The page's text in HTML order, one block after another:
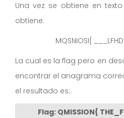
Una vez se obtiene en
obtiene:
MQSNIOSI{
La cual es la flag pero en
encontrar el anagrama
el resultado es:.
Flag: QMISSION{